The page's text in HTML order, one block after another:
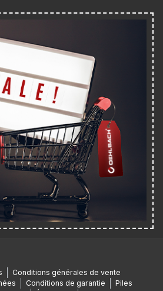
Conditions générales de vente
Conditions de garantie
Piles